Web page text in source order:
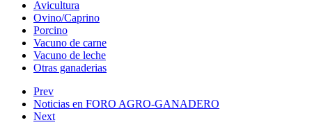
Avicultura
Ovino/Caprino
Porcino
Vacuno de carne
Vacuno de leche
Otras ganaderias
Prev
Noticias en FORO AGRO-GANADERO
Next